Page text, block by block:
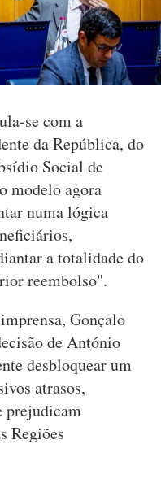
se com a
da República, do
Social de
modelo agora
numa lógica
a totalidade do
reembolso".
Gonçalo
de António
desbloquear um
atrasos,
prejudicam
Regiões